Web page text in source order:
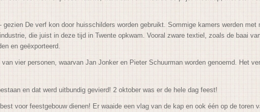
De verf kon door huisschilders worden gebruikt. Sommige kamers werden
die juist in deze tijd in Twente opkwam. Vooral zware textiel, zoals de baai
en geëxporteerd.
vier personen, waarvan Jan Jonker en Pieter Schuurman worden genoemd. Het
en dat werd uitbundig gevierd! 2 oktober was er de hele dag feest!
voor feestgebouw dienen! Er waaide een vlag van de kap en ook één op de toren